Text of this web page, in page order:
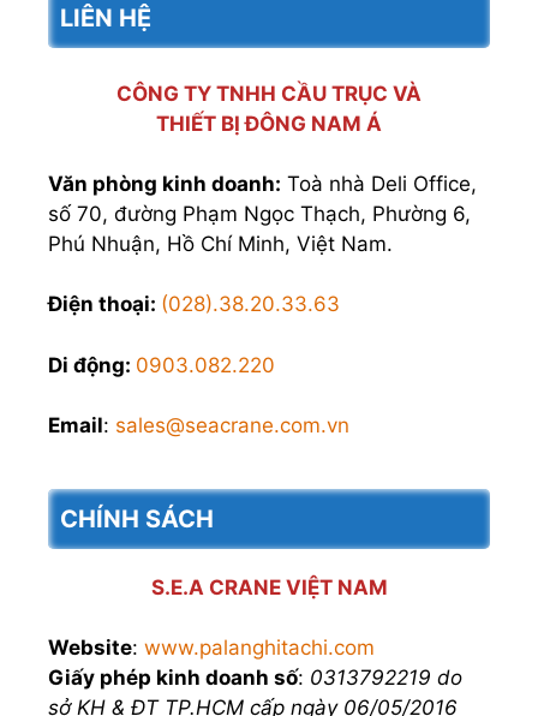
LIÊN HỆ
CÔNG TY TNHH CẦU TRỤC VÀ
THIẾT BỊ ĐÔNG NAM Á
Văn phòng kinh doanh: Toà nhà Deli Office,
số 70, đường Phạm Ngọc Thạch, Phường 6,
Phú Nhuận, Hồ Chí Minh, Việt Nam.
Điện thoại: (028).38.20.33.63
Di động: 0903.082.220
Email: sales@seacrane.com.vn
CHÍNH SÁCH
S.E.A CRANE VIỆT NAM
Website: www.palanghitachi.com
Giấy phép kinh doanh số: 0313792219 do
sở KH & ĐT TP.HCM cấp ngày 06/05/2016